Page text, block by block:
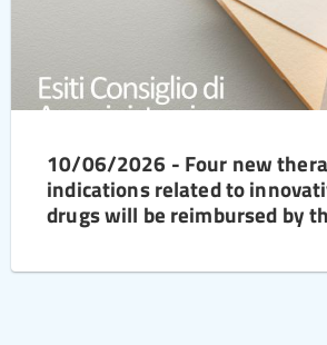
10/06/2026 - Four new
indications related to
drugs will be reimbursed by